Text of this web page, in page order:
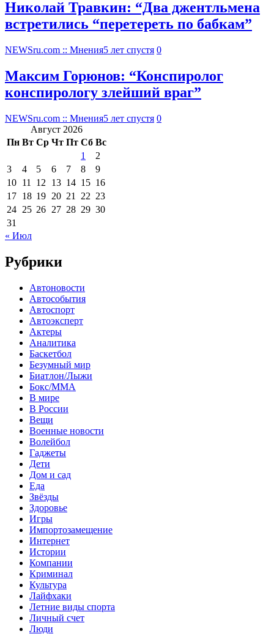
Николай Травкин: “Два джентльмена
встретились “перетереть по бабкам”
NEWSru.com :: Мнения5 лет спустя 0
Максим Горюнов: “Конспиролог
конспирологу злейший враг”
NEWSru.com :: Мнения5 лет спустя 0
Август 2026
Пн Вт Ср Чт Пт Сб Вс
1
2
3
4 5 6 7 8
9
10 11 12 13 14 15 16
17 18 19 20 21 22 23
24 25 26 27 28 29 30
31
« Июл
Рубрики
Автоновости
Автособытия
Автоспорт
Автоэксперт
Актеры
Аналитика
Баскетбол
Безумный мир
Биатлон/Лыжи
Бокс/MMA
В мире
В России
Вещи
Военные новости
Волейбол
Гаджеты
Дети
Дом и сад
Еда
Звёзды
Здоровье
Игры
Импортозамещение
Интернет
Истории
Компании
Криминал
Культура
Лайфхаки
Летние виды спорта
Личный счет
Люди